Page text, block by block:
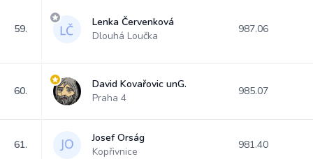
59.
Lenka Červenková
Dlouhá Loučka
987.06
60.
David Kovařovic unG.
Praha 4
985.07
61.
Josef Orság
Kopřivnice
981.40